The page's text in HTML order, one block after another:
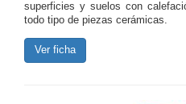
superficies y suelos con
todo tipo de piezas cerámicas.
Ver ficha